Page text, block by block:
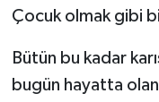
Çocuk olmak gibi
Bütün bu kadar
bugün hayatta